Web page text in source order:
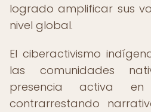
logrado amplificar sus
nivel global.
El ciberactivismo
las comunidades
presencia activa en
contrarrestando